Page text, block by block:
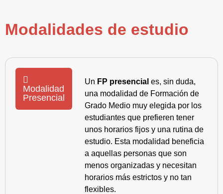
Modalidades de estudio
Modalidad
Presencial
Un FP presencial es, sin duda,
una modalidad de Formación de
Grado Medio muy elegida por los
estudiantes que prefieren tener
unos horarios fijos y una rutina de
estudio. Esta modalidad beneficia
a aquellas personas que son
menos organizadas y necesitan
horarios más estrictos y no tan
flexibles.